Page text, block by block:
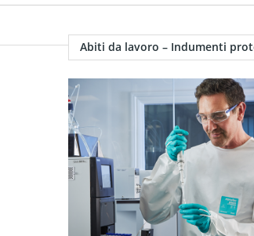
Abiti da lavoro – Indumenti